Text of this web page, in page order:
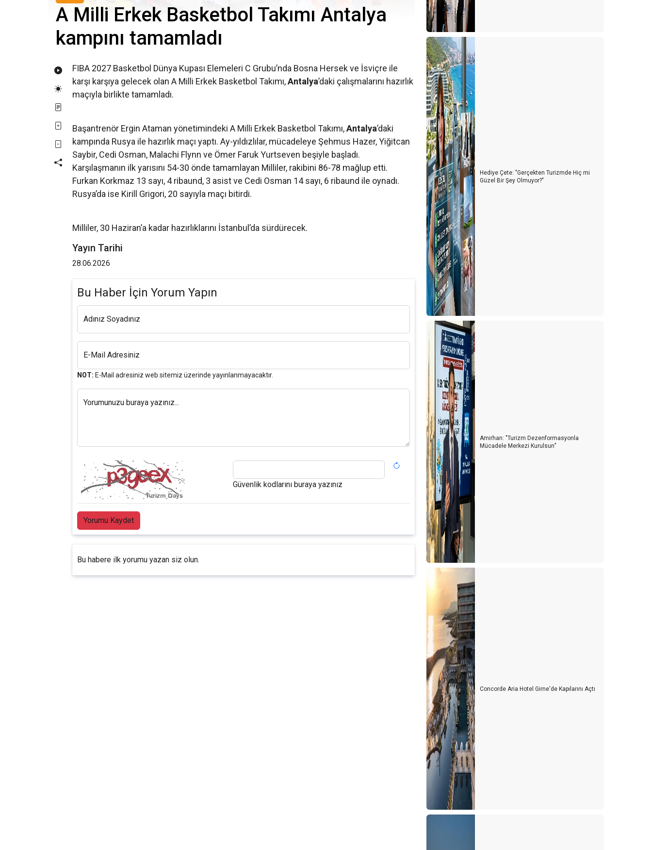
A Milli Erkek Basketbol Takımı Antalya
kampını tamamladı
FIBA 2027 Basketbol Dünya Kupası Elemeleri C Grubu’nda Bosna Hersek ve İsviçre ile
karşı karşıya gelecek olan A Milli Erkek Basketbol Takımı,Antalya’daki çalışmalarını hazırlık
maçıyla birlikte tamamladı.
Başantrenör Ergin Ataman yönetimindeki A Milli Erkek Basketbol Takımı,Antalya’daki
kampında Rusya ile hazırlık maçı yaptı. Ay-yıldızlılar, mücadeleye Şehmus Hazer, Yiğitcan
Saybir, Cedi Osman, Malachi Flynn ve Ömer Faruk Yurtseven beşiyle başladı.
Karşılaşmanın ilk yarısını 54-30 önde tamamlayan Milliler, rakibini 86-78 mağlup etti.
Furkan Korkmaz 13 sayı, 4 ribaund, 3 asist ve Cedi Osman 14 sayı, 6 ribaund ile oynadı.
Rusya’da ise Kirill Grigori, 20 sayıyla maçı bitirdi.
Milliler, 30 Haziran’a kadar hazırlıklarını İstanbul’da sürdürecek.
Yayın Tarihi
28.06.2026
Bu Haber İçin Yorum Yapın
Adınız Soyadınız
E-Mail Adresiniz
NOT: E-Mail adresiniz web sitemiz üzerinde yayınlanmayacaktır.
Yorumunuzu buraya yazınız...
Güvenlik kodlarını buraya yazınız
Yorumu Kaydet
Bu habere ilk yorumu yazan siz olun.
Hediye Çete: "Gerçekten Turizmde Hiç mi
Güzel Bir Şey Olmuyor?"
Amirhan: "Turizm Dezenformasyonla
Mücadele Merkezi Kurulsun’’
Concorde Aria Hotel Girne'de Kapılarını Açtı